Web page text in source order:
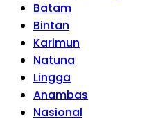
Batam
Bintan
Karimun
Natuna
Lingga
Anambas
Nasional